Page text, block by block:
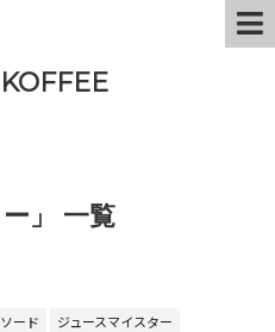
」 一覧
ード
ジュースマイスター